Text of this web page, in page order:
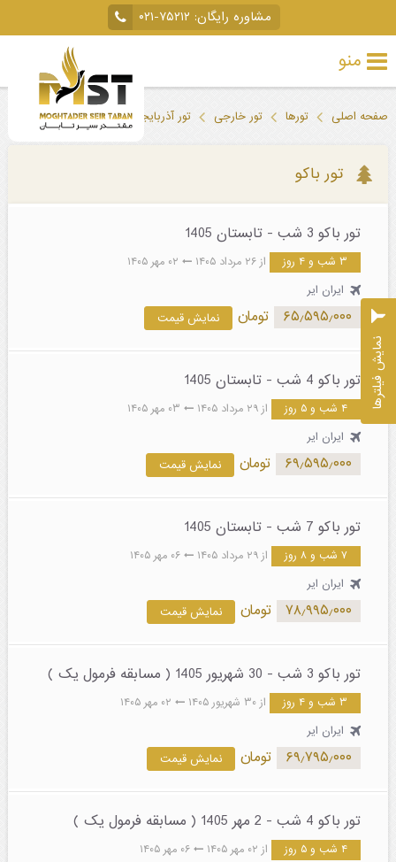
مشاوره رایگان: ۰۲۱-۷۵۲۱۲
منو
تور
تور
آخری
جاذبه‌های
صفحه اصلی تورها تور خارجی تور آذربایجان تور باکو
تور باکو
تور باکو 3 شب - تابستان 1405
۳ شب و ۴ روز از ۲۶ مرداد ۱۴۰۵
۰۲ مهر ۱۴۰۵
ایران ایر
۶۵٫۵۹۵٫۰۰۰ تومان نمایش قیمت
تور باکو 4 شب - تابستان 1405
۴ شب و ۵ روز از ۲۹ مرداد ۱۴۰۵
۰۳ مهر ۱۴۰۵
ایران ایر
۶۹٫۵۹۵٫۰۰۰ تومان نمایش قیمت
تور باکو 7 شب - تابستان 1405
۷ شب و ۸ روز از ۲۹ مرداد ۱۴۰۵
۰۶ مهر ۱۴۰۵
ایران ایر
۷۸٫۹۹۵٫۰۰۰ تومان نمایش قیمت
تور باکو 3 شب - 30 شهریور 1405 ( مسابقه فرمول یک )
۳ شب و ۴ روز از ۳۰ شهریور ۱۴۰۵
۰۲ مهر ۱۴۰۵
ایران ایر
۶۹٫۷۹۵٫۰۰۰ تومان نمایش قیمت
تور باکو 4 شب - 2 مهر 1405 ( مسابقه فرمول یک )
۴ شب و ۵ روز از ۰۲ مهر ۱۴۰۵
۰۶ مهر ۱۴۰۵
نمایش فیلترها